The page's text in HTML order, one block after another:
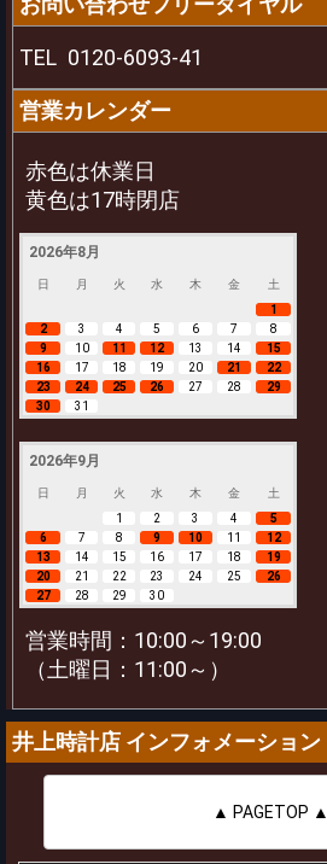
TEL 0120-6093-41
営業カレンダー
赤色は休業日
黄色は17時閉店
2026年8月
日 月 火 水 木 金
土
1
2
3 4 5 6 7
8
9
10 11 12 13 14
15
16
17 18 19 20 21
22
23
24 25 26 27 28
29
30
31
2026年9月
日 月 火 水 木 金
土
1
2 3 4
5
6
7 8 9 10 11
12
13
14 15 16 17 18
19
20
21 22 23 24 25
26
27
28 29 30
営業時間：10:00～19:00
（土曜日：11:00～）
井上時計店 インフォメーション
▲ PAGETOP ▲